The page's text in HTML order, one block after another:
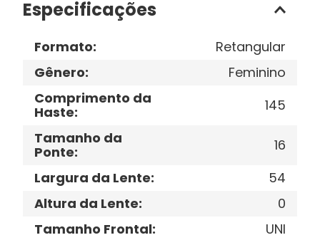
Especificações
Formato:
Retangular
Gênero:
Feminino
Comprimento da
Haste:
145
Tamanho da
Ponte:
16
Largura da Lente:
54
Altura da Lente:
0
Tamanho Frontal: UNI